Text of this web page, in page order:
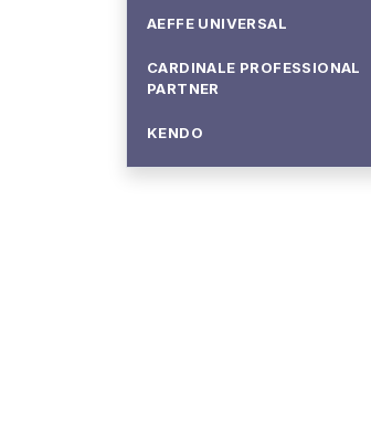
AEFFE UNIVERSAL
CARDINALE PROFESSIONAL
PARTNER
KENDO